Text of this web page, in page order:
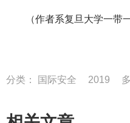
（作者系复旦大学一带
分类： 国际安全 2019